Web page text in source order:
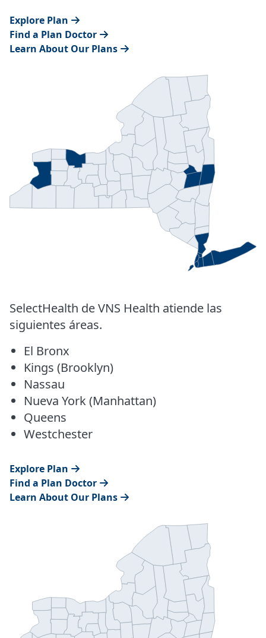
Explore Plan
Find a Plan Doctor
Learn About Our Plans
SelectHealth de VNS Health atiende las
siguientes áreas.
El Bronx
Kings (Brooklyn)
Nassau
Nueva York (Manhattan)
Queens
Westchester
Explore Plan
Find a Plan Doctor
Learn About Our Plans